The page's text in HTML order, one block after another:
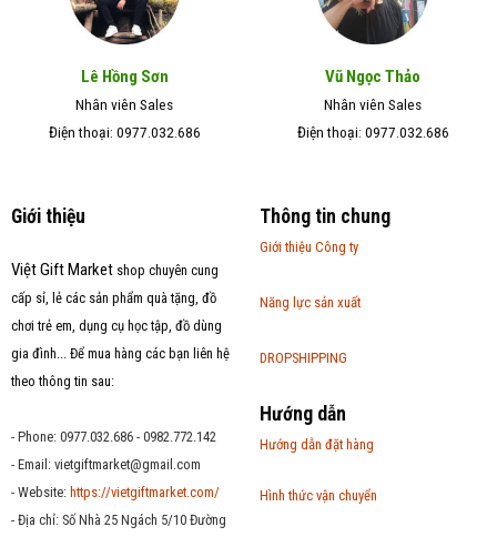
Lê Hồng Sơn
Nhân viên Sales
Điện thoại: 0977.032.686
Vũ Ngọc Thảo
Nhân viên Sales
Điện thoại: 0977.032.686
Giới thiệu
Việt Gift Marketshop chuyên cung
cấp sỉ, lẻ các sản phẩm quà tặng, đồ
chơi trẻ em, dụng cụ học tập, đồ dùng
gia đình... Để mua hàng các bạn liên hệ
theo thông tin sau:
- Phone: 0977.032.686 - 0982.772.142
- Email: vietgiftmarket@gmail.com
- Website: https://vietgiftmarket.com/
- Địa chỉ: Số Nhà 25 Ngách 5/10 Đường
Thông tin chung
Giới thiệu Công ty
Năng lực sản xuất
DROPSHIPPING
Hướng dẫn
Hướng dẫn đặt hàng
Hình thức vận chuyển